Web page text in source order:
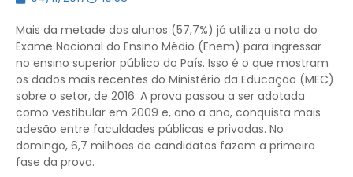
Mais da metade dos alunos (57,7%) já utiliza a nota do
Exame Nacional do Ensino Médio (Enem) para ingressar
no ensino superior público do País. Isso é o que mostram
os dados mais recentes do Ministério da Educação (MEC)
sobre o setor, de 2016. A prova passou a ser adotada
como vestibular em 2009 e, ano a ano, conquista mais
adesão entre faculdades públicas e privadas. No
domingo, 6,7 milhões de candidatos fazem a primeira
fase da prova.